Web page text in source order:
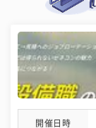
開催日時